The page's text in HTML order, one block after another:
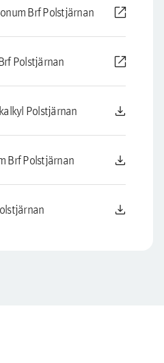
Brf Polstjärnan open_in_new
Polstjärnan open_in_new
Polstjärnan download
Brf Polstjärnan download
download